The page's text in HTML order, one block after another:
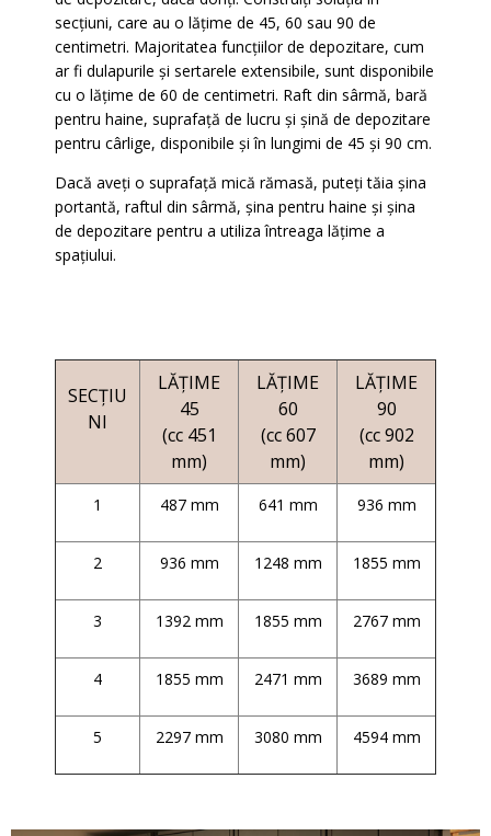
secțiuni, care au o lățime de 45, 60 sau 90 de
centimetri. Majoritatea funcțiilor de depozitare, cum
ar fi dulapurile și sertarele extensibile, sunt disponibile
cu o lățime de 60 de centimetri. Raft din sârmă, bară
pentru haine, suprafață de lucru și șină de depozitare
pentru cârlige, disponibile și în lungimi de 45 și 90 cm.
Dacă aveți o suprafață mică rămasă, puteți tăia șina
portantă, raftul din sârmă, șina pentru haine și șina
de depozitare pentru a utiliza întreaga lățime a
spațiului.
SECȚIU
NI
LĂȚIME
45
(cc 451
mm)
LĂȚIME
60
(cc 607
mm)
LĂȚIME
90
(cc 902
mm)
1 487 mm 641 mm 936 mm
2 936 mm 1248 mm 1855 mm
3 1392 mm 1855 mm 2767 mm
4 1855 mm 2471 mm 3689 mm
5 2297 mm 3080 mm 4594 mm